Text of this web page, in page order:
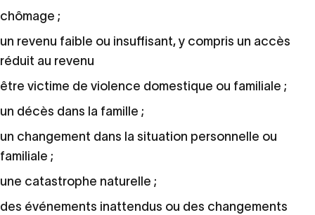
chômage ;
un revenu faible ou insuffisant, y compris un accès
réduit au revenu
être victime de violence domestique ou familiale ;
un décès dans la famille ;
un changement dans la situation personnelle ou
familiale ;
une catastrophe naturelle ;
des événements inattendus ou des changements